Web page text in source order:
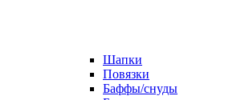
Шапки
Повязки
Баффы/снуды